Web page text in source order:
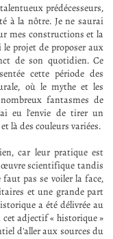
prédécesseurs,
à la nôtre. Je ne saurai
mes constructions et la
projet de proposer aux
de son quotidien. Ce
cette période des
où le mythe et les
fantasmes de
eu l'envie de tirer un
là des couleurs variées.
car leur pratique est
scientifique tandis
pas se voiler la face,
et une grande part
a été délivrée au
adjectif « historique »
d'aller aux sources du